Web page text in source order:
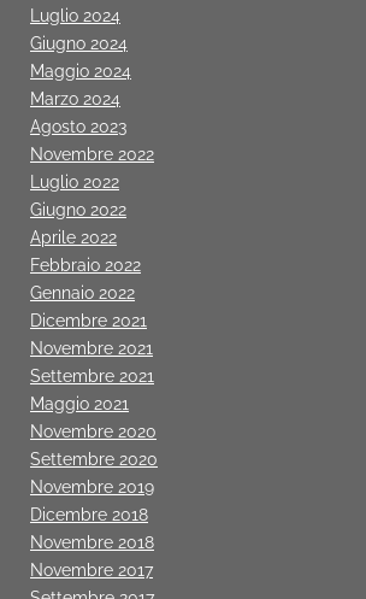
Luglio 2024
Giugno 2024
Maggio 2024
Marzo 2024
Agosto 2023
Novembre 2022
Luglio 2022
Giugno 2022
Aprile 2022
Febbraio 2022
Gennaio 2022
Dicembre 2021
Novembre 2021
Settembre 2021
Maggio 2021
Novembre 2020
Settembre 2020
Novembre 2019
Dicembre 2018
Novembre 2018
Novembre 2017